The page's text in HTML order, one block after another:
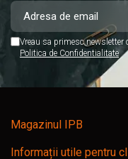
Vreau sa primesc
Politica de Confidentialitate
Magazinul IPB
Informații utile pentru